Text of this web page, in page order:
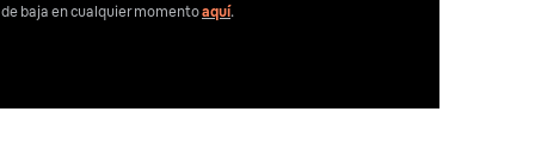
baja en cualquier momentoaquí.